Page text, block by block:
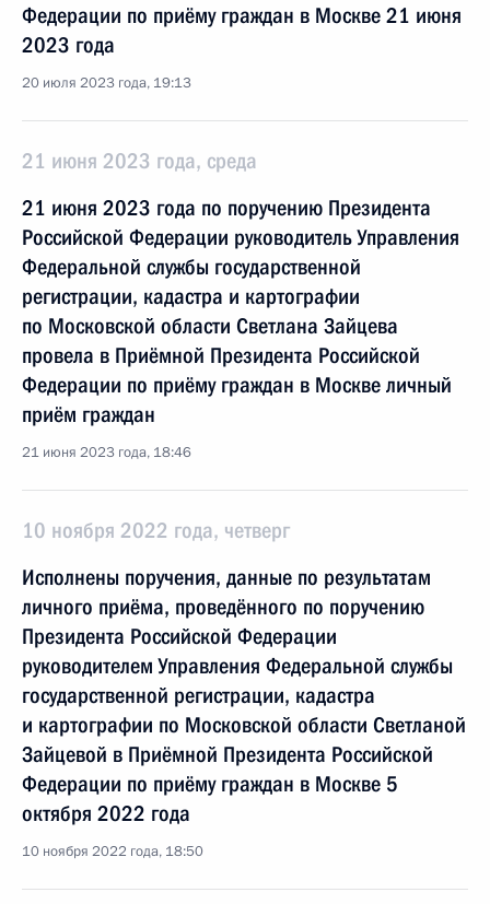
Федерации по приёму граждан в Москве 21 июня
2023 года
20 июля 2023 года, 19:13
21 июня 2023 года, среда
21 июня 2023 года по поручению Президента
Российской Федерации руководитель Управления
Федеральной службы государственной
регистрации, кадастра и картографии
по Московской области Светлана Зайцева
провела в Приёмной Президента Российской
Федерации по приёму граждан в Москве личный
приём граждан
21 июня 2023 года, 18:46
10 ноября 2022 года, четверг
Исполнены поручения, данные по результатам
личного приёма, проведённого по поручению
Президента Российской Федерации
руководителем Управления Федеральной службы
государственной регистрации, кадастра
и картографии по Московской области Светланой
Зайцевой в Приёмной Президента Российской
Федерации по приёму граждан в Москве 5
октября 2022 года
10 ноября 2022 года, 18:50